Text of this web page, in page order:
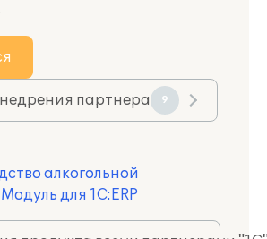
партнера 9
алкогольной
для 1С:ERP